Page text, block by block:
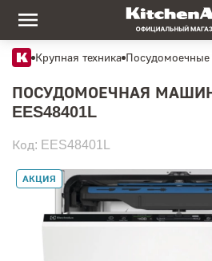
Крупная техника
ПОСУДОМОЕЧНАЯ
EES48401L
Код: EES48401L
АКЦИЯ